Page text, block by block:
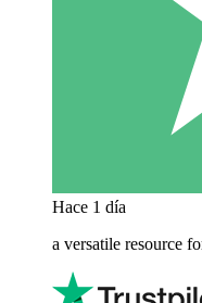
Hace 1 día
a versatile resource